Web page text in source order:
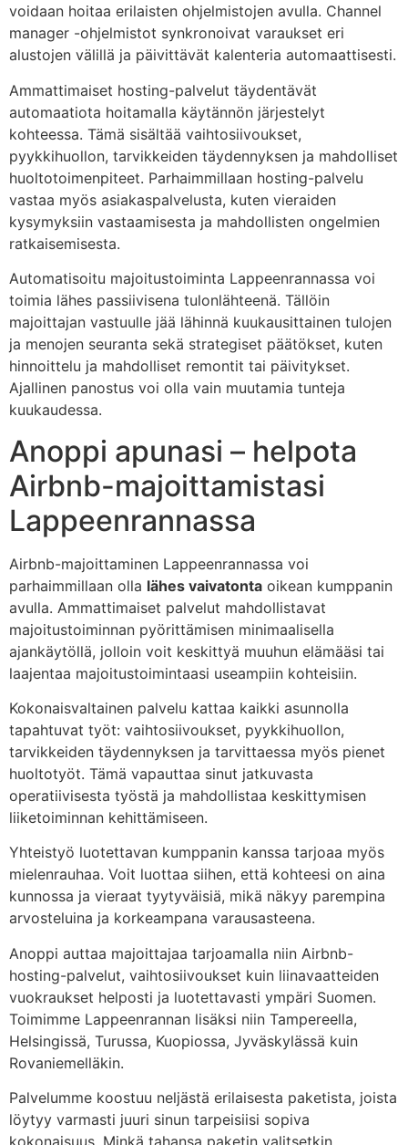
voidaan hoitaa erilaisten ohjelmistojen avulla. Channel
manager -ohjelmistot synkronoivat varaukset eri
alustojen välillä ja päivittävät kalenteria automaattisesti.
Ammattimaiset hosting-palvelut täydentävät
automaatiota hoitamalla käytännön järjestelyt
kohteessa. Tämä sisältää vaihtosiivoukset,
pyykkihuollon, tarvikkeiden täydennyksen ja mahdolliset
huoltotoimenpiteet. Parhaimmillaan hosting-palvelu
vastaa myös asiakaspalvelusta, kuten vieraiden
kysymyksiin vastaamisesta ja mahdollisten ongelmien
ratkaisemisesta.
Automatisoitu majoitustoiminta Lappeenrannassa voi
toimia lähes passiivisena tulonlähteenä. Tällöin
majoittajan vastuulle jää lähinnä kuukausittainen tulojen
ja menojen seuranta sekä strategiset päätökset, kuten
hinnoittelu ja mahdolliset remontit tai päivitykset.
Ajallinen panostus voi olla vain muutamia tunteja
kuukaudessa.
Anoppi apunasi – helpota
Airbnb-majoittamistasi
Lappeenrannassa
Airbnb-majoittaminen Lappeenrannassa voi
parhaimmillaan olla lähes vaivatonta oikean kumppanin
avulla. Ammattimaiset palvelut mahdollistavat
majoitustoiminnan pyörittämisen minimaalisella
ajankäytöllä, jolloin voit keskittyä muuhun elämääsi tai
laajentaa majoitustoimintaasi useampiin kohteisiin.
Kokonaisvaltainen palvelu kattaa kaikki asunnolla
tapahtuvat työt: vaihtosiivoukset, pyykkihuollon,
tarvikkeiden täydennyksen ja tarvittaessa myös pienet
huoltotyöt. Tämä vapauttaa sinut jatkuvasta
operatiivisesta työstä ja mahdollistaa keskittymisen
liiketoiminnan kehittämiseen.
Yhteistyö luotettavan kumppanin kanssa tarjoaa myös
mielenrauhaa. Voit luottaa siihen, että kohteesi on aina
kunnossa ja vieraat tyytyväisiä, mikä näkyy parempina
arvosteluina ja korkeampana varausasteena.
Anoppi auttaa majoittajaa tarjoamalla niin Airbnb-
hosting-palvelut, vaihtosiivoukset kuin liinavaatteiden
vuokraukset helposti ja luotettavasti ympäri Suomen.
Toimimme Lappeenrannan lisäksi niin Tampereella,
Helsingissä, Turussa, Kuopiossa, Jyväskylässä kuin
Rovaniemelläkin.
Palvelumme koostuu neljästä erilaisesta paketista, joista
löytyy varmasti juuri sinun tarpeisiisi sopiva